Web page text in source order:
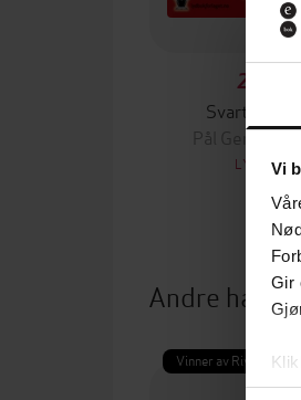
Vi
Gir
249,-
Svart
Pål Gerhard
LYDBOK
Andre har
Vinner av